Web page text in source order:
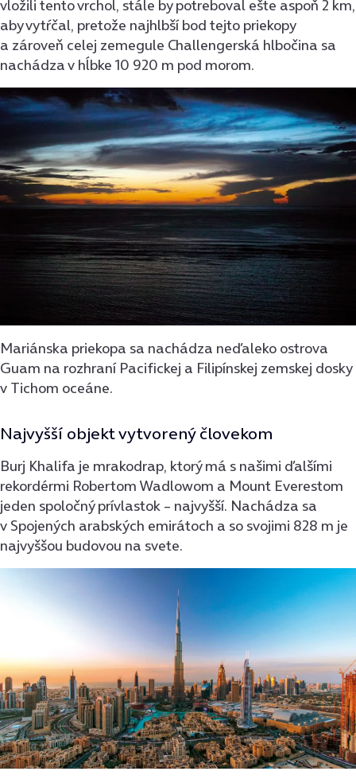
vložili tento vrchol, stále by potreboval ešte aspoň 2 km,
aby vytŕčal, pretože najhlbší bod tejto priekopy
a zároveň celej zemegule Challengerská hlbočina sa
nachádza v hĺbke 10 920 m pod morom.
Mariánska priekopa sa nachádza neďaleko ostrova
Guam na rozhraní Pacifickej a Filipínskej zemskej dosky
v Tichom oceáne.
Najvyšší objekt vytvorený človekom
Burj Khalifa je mrakodrap, ktorý má s našimi ďalšími
rekordérmi Robertom Wadlowom a Mount Everestom
jeden spoločný prívlastok – najvyšší. Nachádza sa
v Spojených arabských emirátoch a so svojimi 828 m je
najvyššou budovou na svete.